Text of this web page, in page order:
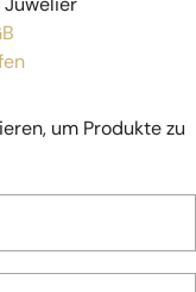
um Produkte zu